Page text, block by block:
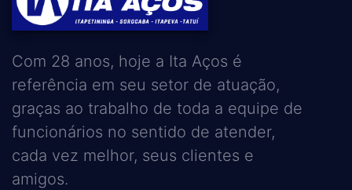
Com 28 anos, hoje a Ita Aços é
referência em seu setor de atuação,
graças ao trabalho de toda a equipe de
funcionários no sentido de atender,
cada vez melhor, seus clientes e
amigos.